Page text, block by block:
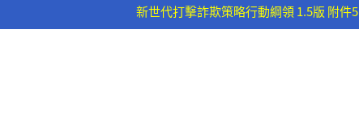
新世代打擊詐欺策略行動綱領 1.5版 附件5